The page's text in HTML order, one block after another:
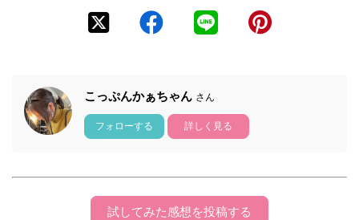
こっぷんかぁちゃん さん
フォローする 詳しく見る
試してみた感想を投稿する